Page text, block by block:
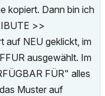
kopiert. Dann bin ich
>>
auf NEU geklickt, im
ausgewählt. Im
FÜR" alles
Muster auf